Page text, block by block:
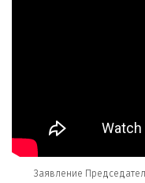
Заявление